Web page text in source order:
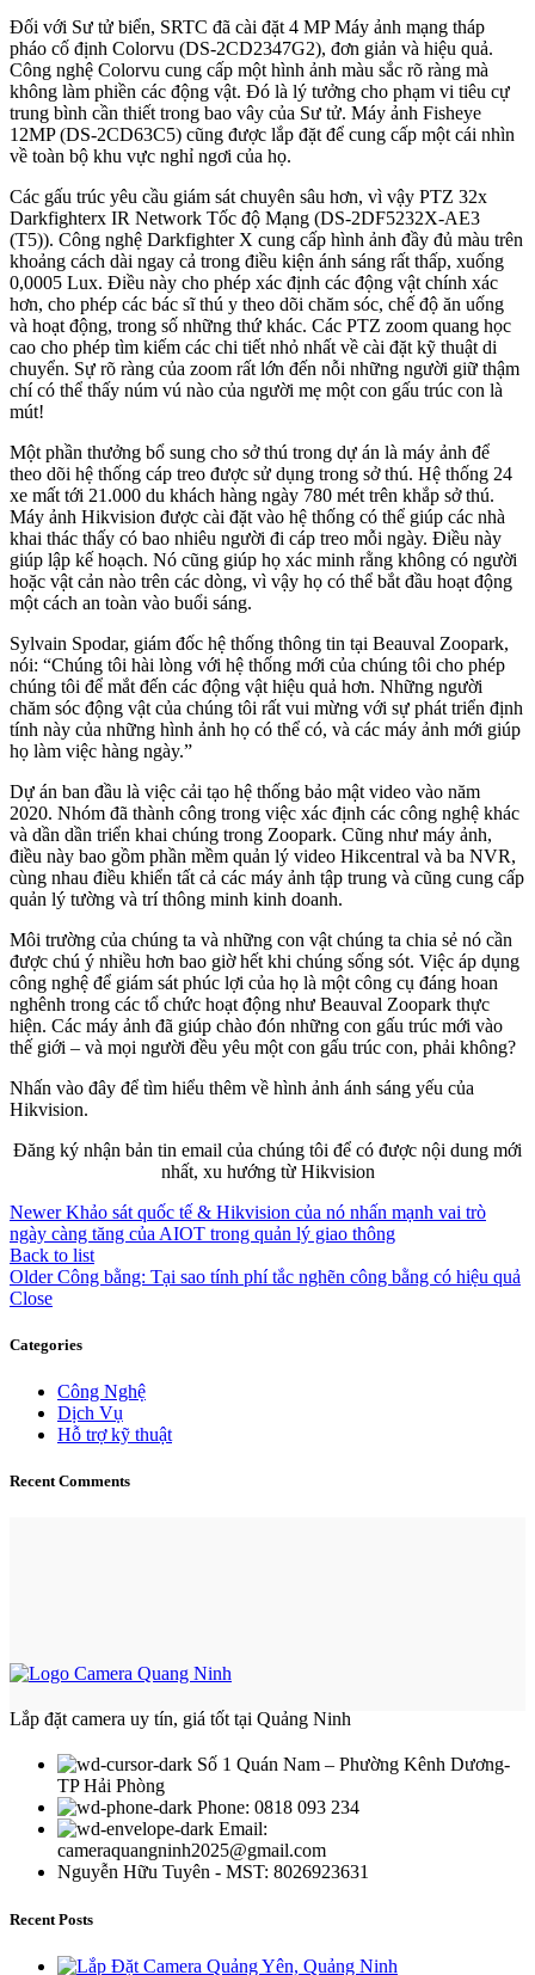
Đối với Sư tử biển, SRTC đã cài đặt 4 MP Máy ảnh mạng tháp
pháo cố định Colorvu (DS-2CD2347G2), đơn giản và hiệu quả.
Công nghệ Colorvu cung cấp một hình ảnh màu sắc rõ ràng mà
không làm phiền các động vật. Đó là lý tưởng cho phạm vi tiêu cự
trung bình cần thiết trong bao vây của Sư tử. Máy ảnh Fisheye
12MP (DS-2CD63C5) cũng được lắp đặt để cung cấp một cái nhìn
về toàn bộ khu vực nghỉ ngơi của họ.
Các gấu trúc yêu cầu giám sát chuyên sâu hơn, vì vậy PTZ 32x
Darkfighterx IR Network Tốc độ Mạng (DS-2DF5232X-AE3
(T5)). Công nghệ Darkfighter X cung cấp hình ảnh đầy đủ màu trên
khoảng cách dài ngay cả trong điều kiện ánh sáng rất thấp, xuống
0,0005 Lux. Điều này cho phép xác định các động vật chính xác
hơn, cho phép các bác sĩ thú y theo dõi chăm sóc, chế độ ăn uống
và hoạt động, trong số những thứ khác. Các PTZ zoom quang học
cao cho phép tìm kiếm các chi tiết nhỏ nhất về cài đặt kỹ thuật di
chuyển. Sự rõ ràng của zoom rất lớn đến nỗi những người giữ thậm
chí có thể thấy núm vú nào của người mẹ một con gấu trúc con là
mút!
Một phần thưởng bổ sung cho sở thú trong dự án là máy ảnh để
theo dõi hệ thống cáp treo được sử dụng trong sở thú. Hệ thống 24
xe mất tới 21.000 du khách hàng ngày 780 mét trên khắp sở thú.
Máy ảnh Hikvision được cài đặt vào hệ thống có thể giúp các nhà
khai thác thấy có bao nhiêu người đi cáp treo mỗi ngày. Điều này
giúp lập kế hoạch. Nó cũng giúp họ xác minh rằng không có người
hoặc vật cản nào trên các dòng, vì vậy họ có thể bắt đầu hoạt động
một cách an toàn vào buổi sáng.
Sylvain Spodar, giám đốc hệ thống thông tin tại Beauval Zoopark,
nói: “Chúng tôi hài lòng với hệ thống mới của chúng tôi cho phép
chúng tôi để mắt đến các động vật hiệu quả hơn. Những người
chăm sóc động vật của chúng tôi rất vui mừng với sự phát triển định
tính này của những hình ảnh họ có thể có, và các máy ảnh mới giúp
họ làm việc hàng ngày.”
Dự án ban đầu là việc cải tạo hệ thống bảo mật video vào năm
2020. Nhóm đã thành công trong việc xác định các công nghệ khác
và dần dần triển khai chúng trong Zoopark. Cũng như máy ảnh,
điều này bao gồm phần mềm quản lý video Hikcentral và ba NVR,
cùng nhau điều khiển tất cả các máy ảnh tập trung và cũng cung cấp
quản lý tường và trí thông minh kinh doanh.
Môi trường của chúng ta và những con vật chúng ta chia sẻ nó cần
được chú ý nhiều hơn bao giờ hết khi chúng sống sót. Việc áp dụng
công nghệ để giám sát phúc lợi của họ là một công cụ đáng hoan
nghênh trong các tổ chức hoạt động như Beauval Zoopark thực
hiện. Các máy ảnh đã giúp chào đón những con gấu trúc mới vào
thế giới – và mọi người đều yêu một con gấu trúc con, phải không?
Nhấn vào đây để tìm hiểu thêm về hình ảnh ánh sáng yếu của
Hikvision.
Đăng ký nhận bản tin email của chúng tôi để có được nội dung mới
nhất, xu hướng từ Hikvision
Newer Khảo sát quốc tế & Hikvision của nó nhấn mạnh vai trò
ngày càng tăng của AIOT trong quản lý giao thông
Back to list
Older Công bằng: Tại sao tính phí tắc nghẽn công bằng có hiệu quả
Close
Categories
Công Nghệ
Dịch Vụ
Hỗ trợ kỹ thuật
Recent Comments
Lắp đặt camera uy tín, giá tốt tại Quảng Ninh
Số 1 Quán Nam – Phường Kênh Dương-
TP Hải Phòng
Phone: 0818 093 234
Email:
cameraquangninh2025@gmail.com
Nguyễn Hữu Tuyên - MST: 8026923631
Recent Posts